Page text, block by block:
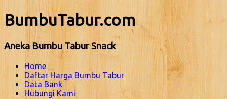
BumbuTabur.com
Aneka Bumbu Tabur Snack
Home
Daftar Harga Bumbu Tabur
Data Bank
Hubungi Kami